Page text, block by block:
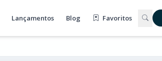
Lançamentos Blog Favoritos